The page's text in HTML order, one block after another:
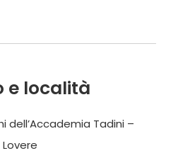
e località
dell’Accademia Tadini –
Lovere